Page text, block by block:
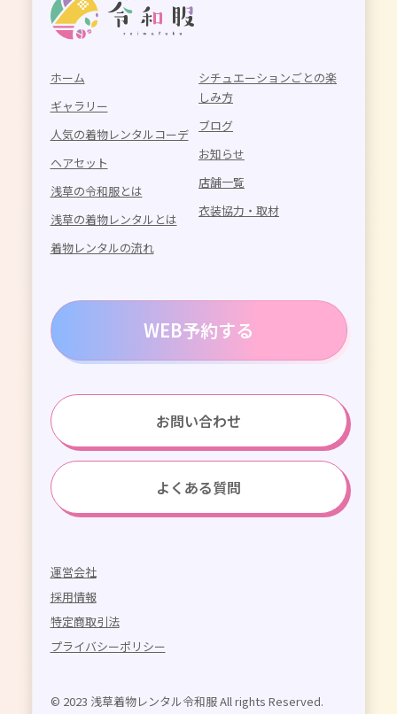
ホーム
ギャラリー
人気の着物レンタルコーデ
ヘアセット
浅草の令和服とは
浅草の着物レンタルとは
着物レンタルの流れ
シチュエーションごとの楽
しみ方
ブログ
お知らせ
店舗一覧
衣装協力・取材
WEB予約する
お問い合わせ
よくある質問
運営会社
採用情報
特定商取引法
プライバシーポリシー
© 2023 浅草着物レンタル令和服 All rights Reserved.